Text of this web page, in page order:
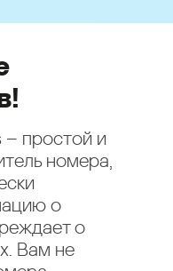
– простой и
номера,
о
о
Вам не